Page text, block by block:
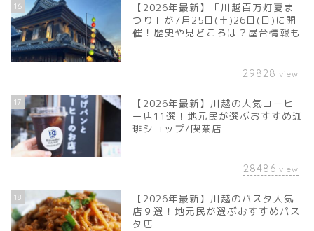
16
【2026年最新】「川越百万灯夏ま
つり」が7月25日(土)26日(日)に開
催！歴史や見どころは？屋台情報も
29828 view
17
【2026年最新】川越の人気コーヒ
ー店11選！地元民が選ぶおすすめ珈
琲ショップ/喫茶店
28486 view
18
【2026年最新】川越のパスタ人気
店９選！地元民が選ぶおすすめパス
タ店